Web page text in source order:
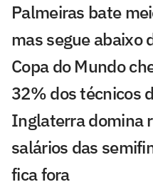
Palmeiras bate
mas segue abaixo
Copa do Mundo
32% dos técnicos
Inglaterra domina
salários das
fica fora